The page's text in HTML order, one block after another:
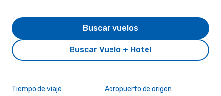
Buscar Vuelo + Hotel
Buscar vuelos
Tiempo de viaje Aeropuerto de origen